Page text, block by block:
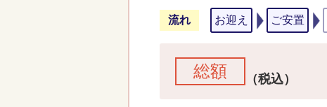
流れ お迎え ご安置
総額 （税込）